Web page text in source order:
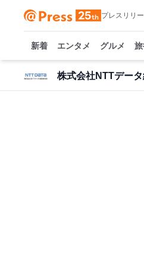
プレスリリ
新着 エンタメ グルメ
株式会社NTTデー